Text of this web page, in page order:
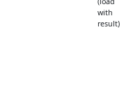
with
result)